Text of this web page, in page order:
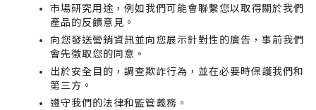
市場研究用途，例如我們可能會聯繫您以取得關於我們
產品的反饋意見。
向您發送營銷資訊並向您展示針對性的廣告，事前我們
會先徵取您的同意。
出於安全目的，調查欺詐行為，並在必要時保護我們和
第三方。
遵守我們的法律和監管義務。